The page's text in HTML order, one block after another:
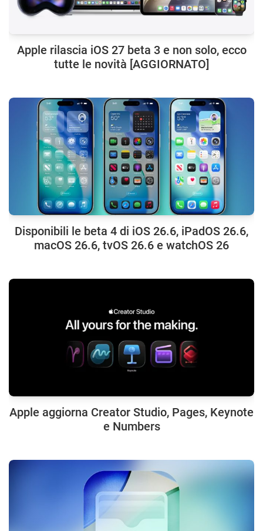
Apple rilascia iOS 27 beta 3 e non solo, ecco
tutte le novità [AGGIORNATO]
Disponibili le beta 4 di iOS 26.6, iPadOS 26.6,
macOS 26.6, tvOS 26.6 e watchOS 26
Apple aggiorna Creator Studio, Pages, Keynote
e Numbers